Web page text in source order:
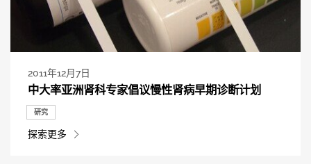
2011年12月7日
中大率亚洲肾科专家倡议慢性肾病早期诊断计划
研究
探索更多